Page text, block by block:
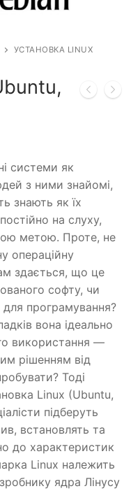
УСТАНОВКА LINUX
системи як
з ними знайомі,
знають як їх
на слуху,
метою. Проте, не
операційну
здається, що це
софту, чи
програмування?
вона ідеально
використання —
рішенням від
Тоді
Linux (Ubuntu,
підберуть
встановлять та
до характеристик
Linux належить
ядра Лінусу